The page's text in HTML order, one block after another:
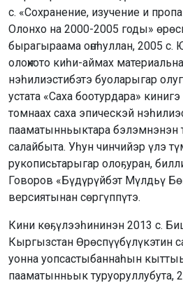
с. «Сохранение, изучение и
Олонхо на 2000-2005 годы»
бырагыраама оҥоһуллан, 2005
олоҥхото киһи-аймах
нэһилиэстибэтэ буоларыгар
устата «Саха боотурдара»
томнаах саха эпическэй
пааматынньыктара бэлэмнэнэн
салайбыта. Уһун чинчийэр үлэ
рукописьтарыгар олоҕуран,
Говоров «Бүдүрүйбэт Мүлдьү
версиятынан сөргүппүтэ.
Кини көҕүлээһининэн 2013 с.
Кыргызстан Өрөспүүбүлүкэтин
уонна уопсастыбаннаһын
пааматынньык туруоруллубута,